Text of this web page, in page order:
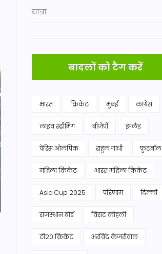
यात्रा
बादलों को टैग करें
भारत क्रिकेट मुंबई कांग्रेस
लाइव स्ट्रीमिंग बीजेपी इंग्लैंड
पेरिस ओलंपिक राहुल गांधी फुटबॉल
महिला क्रिकेट भारत महिला क्रिकेट
Asia Cup 2025 परिणाम दिल्ली
राजस्थान बोर्ड विराट कोहली
टी20 क्रिकेट अरविंद केजरीवाल